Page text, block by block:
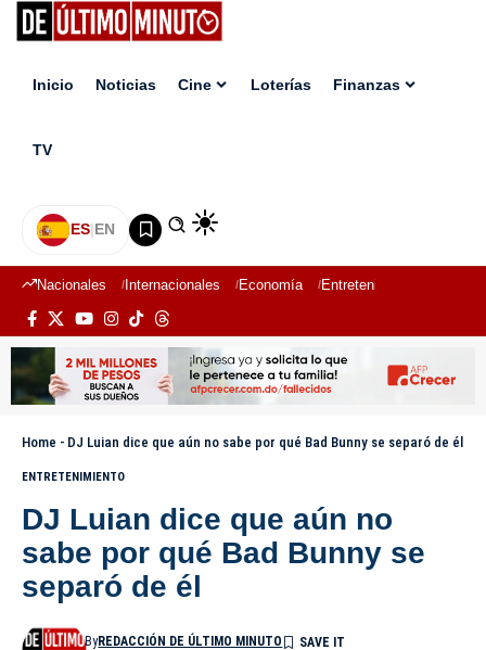
Inicio Noticias Cine Loterías Finanzas
TV
ES|EN
Nacionales Internacionales Economía Entretenimiento
Home - DJ Luian dice que aún no sabe por qué Bad Bunny se separó de él
ENTRETENIMIENTO
DJ Luian dice que aún no
sabe por qué Bad Bunny se
separó de él
ByREDACCIÓN DE ÚLTIMO MINUTO